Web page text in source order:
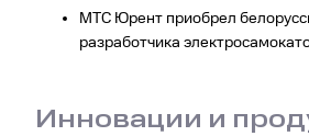
МТС Юрент приобрел
разработчика
Инновации и